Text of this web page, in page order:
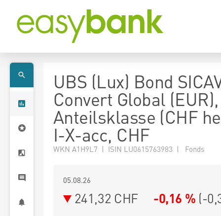
UBS (Lux) Bond
Convert Global (EUR),
Anteilsklasse (CHF
I-X-acc, CHF
WKN A1H9L7 | ISIN LU0615763983 | Fonds
05.08.26
241,32 CHF -0,16 % (-